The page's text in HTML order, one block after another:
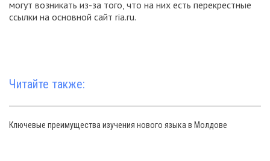
могут возникать из-за того, что на них есть перекрестные
ссылки на основной сайт ria.ru.
Читайте также:
Ключевые преимущества изучения нового языка в Молдове